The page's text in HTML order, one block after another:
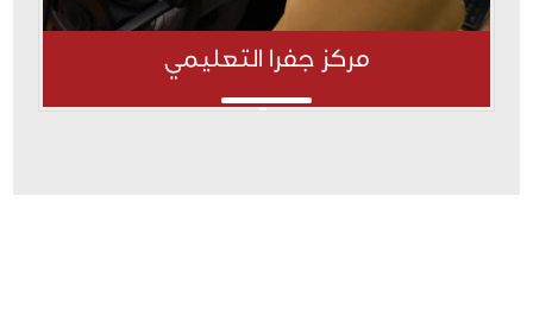
مركز جفرا التعليمي